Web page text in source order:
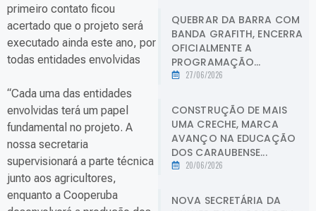
primeiro contato ficou
acertado que o projeto será
executado ainda este ano, por
todas entidades envolvidas
“Cada uma das entidades
envolvidas terá um papel
fundamental no projeto. A
nossa secretaria
supervisionará a parte técnica
junto aos agricultores,
enquanto a Cooperuba
QUEBRAR DA BARRA COM
BANDA GRAFITH, ENCERRA
OFICIALMENTE A
PROGRAMAÇÃO...
27/06/2026
CONSTRUÇÃO DE MAIS
UMA CRECHE, MARCA
AVANÇO NA EDUCAÇÃO
DOS CARAUBENSE...
20/06/2026
NOVA SECRETÁRIA DA